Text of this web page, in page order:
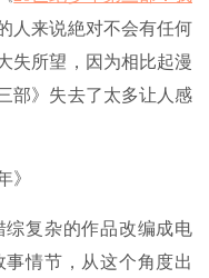
人来说絶对不会有任何
失所望，因为相比起漫
部》失去了太多让人感
复杂的作品改编成电
情节，从这个角度出